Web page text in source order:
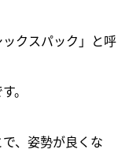
クスパック」と呼
。
、姿勢が良くな